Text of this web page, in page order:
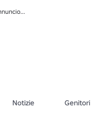
Notizie
Genitori